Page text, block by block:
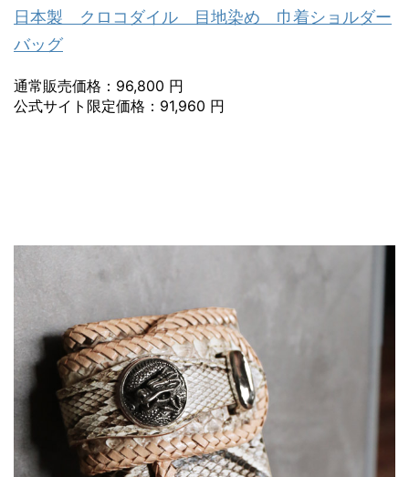
日本製 クロコダイル 目地染め 巾着ショルダー
バッグ
通常販売価格：96,800 円
公式サイト限定価格：91,960 円